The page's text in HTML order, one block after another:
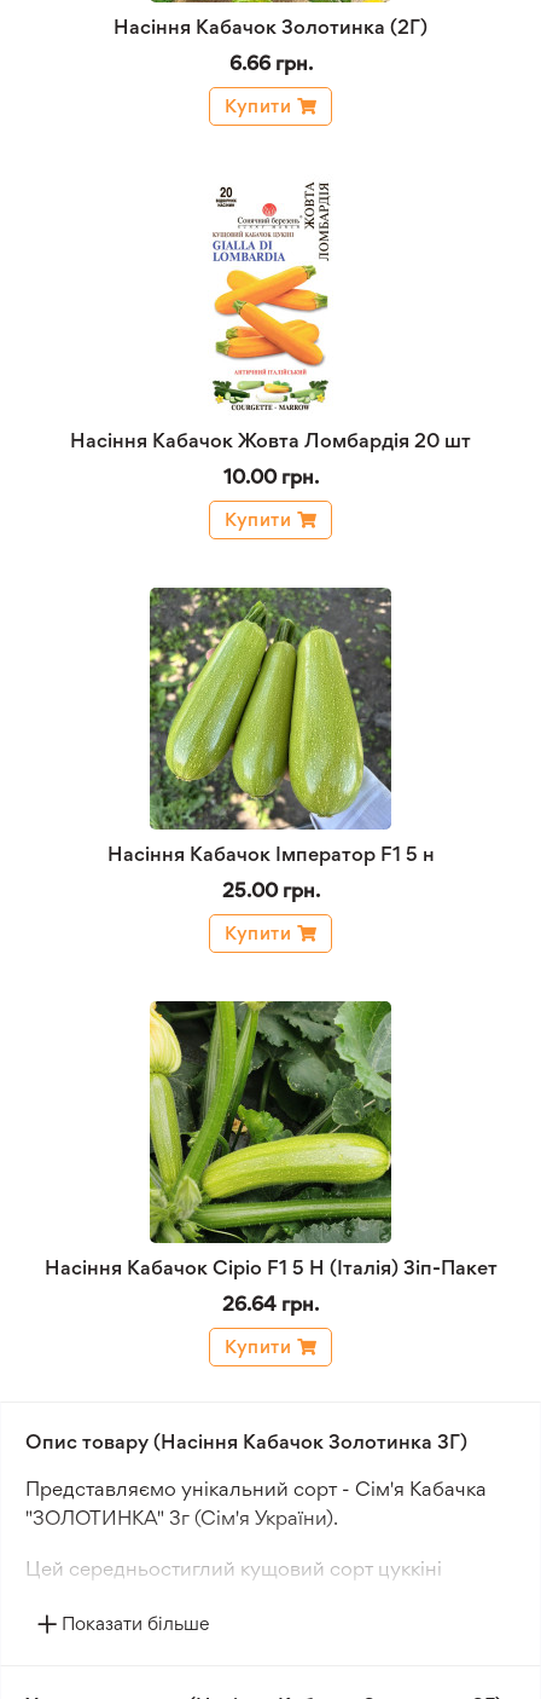
Насіння Кабачок Золотинка (2Г)
6.66 грн.
Купити
Насіння Кабачок Жовта Ломбардія 20 шт
10.00 грн.
Купити
Насіння Кабачок Імператор F1 5 н
25.00 грн.
Купити
Насіння Кабачок Сіріо F1 5 Н (Італія) Зіп-Пакет
26.64 грн.
Купити
Опис товару (Насіння Кабачок Золотинка 3Г)
Представляємо унікальний сорт - Сім'я Кабачка
"ЗОЛОТИНКА" 3г (Сім'я України).
Цей середньостиглий кущовий сорт цуккіні
циліндричної форми всього через 50-55 днів після
Показати більше